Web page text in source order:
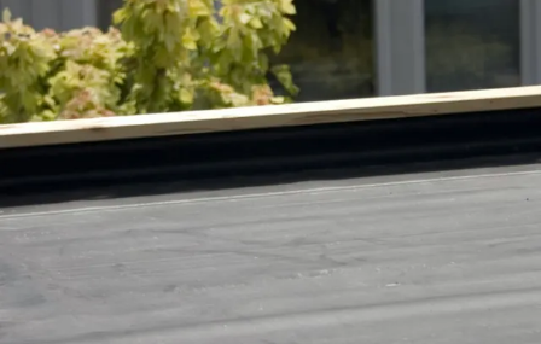
Levertijd Out of stock
Type
Azalp artikelcode 25-247-0009-0
1025247000902